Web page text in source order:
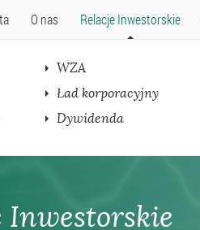
O nas Relacje Inwestorskie
WZA
Ład korporacyjny
Dywidenda
Inwestorskie